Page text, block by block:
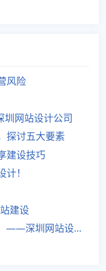
风险
圳网站设计公司
探讨五大要素
建设技巧
！
建设
五大技巧助您提升网站转化率60%！——深圳网站设计专家